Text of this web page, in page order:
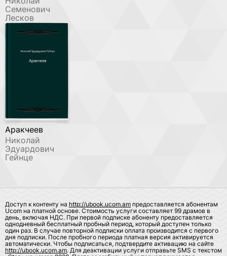
Семенович
Лесков
Аракчеев
Николай
Эдуардович
Гейнце
Доступ к контенту на http://ubook.ucom.am предоставляется абонентам
Ucom на платной основе. Стоимость услуги составляет 99 драмов в
день, включая НДС. При первой подписке абоненту предоставляется
однодневный бесплатный пробный период, который доступен только
один раз. В случае повторной подписки оплата производится с первого
дня подписки. После пробного периода платная версия активируется
автоматически. Чтобы подписаться, подтвердите активацию на сайте
http://ubook.ucom.am. Для деактивации услуги отправьте SMS с текстом